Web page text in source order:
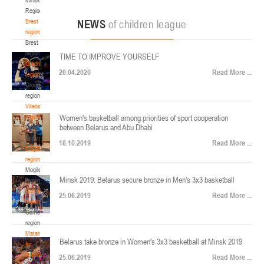
Region
Brest
region
Brest
region
Grodno
region
Grodno
region
Vitebsk
region
Vitebsk
region
Mogilev
region
Mogilev
region
Gomel
region
Gomel
region
Materials
for
coaches
ул. Ленинградская, 4
Минск
Финал четырех – юноши 2014-2015 гг.р., Дивизион 2, 22-24 апреля 2026 г., г.
Минск, ул. Стадионная, 3
U-12, девушки
V тур – девушки 2014-2015 гг.р., Дивизион 1, 17-19 апреля 2026 г., г. Гомель,
ул. Б.Хмельницкого, 118а
Минск
Финал 4-х – девушки 2010-2011 гг.р., Дивизион 2, 14-16 апреля 2026 г., г.
Минск, ул. Стадионная, 3
NEWS of children league
TIME TO IMPROVE YOURSELF
20.04.2020 Read More ...
Women's basketball among priorities of sport cooperation
between Belarus and Abu Dhabi
18.10.2019 Read More ...
Minsk 2019: Belarus secure bronze in Men's 3x3 basketball
25.06.2019 Read More ...
Belarus take bronze in Women's 3x3 basketball at Minsk 2019
25.06.2019 Read More ...